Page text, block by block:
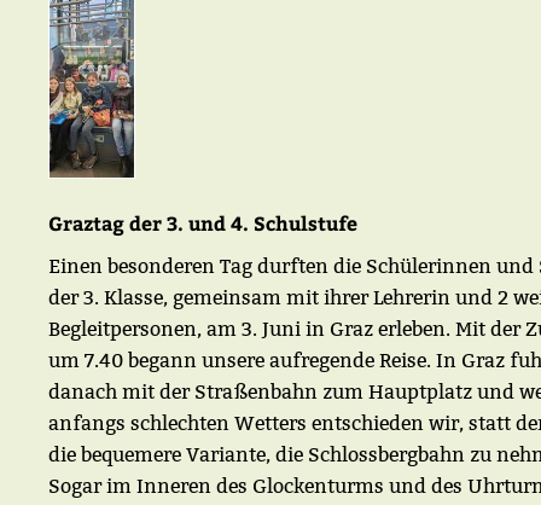
Graztag der 3. und 4. Schulstufe
Einen besonderen Tag durften die Schülerinnen und
der 3. Klasse, gemeinsam mit ihrer Lehrerin und 2
Begleitpersonen, am 3. Juni in Graz erleben. Mit der
um 7.40 begann unsere aufregende Reise. In Graz
danach mit der Straßenbahn zum Hauptplatz und
anfangs schlechten Wetters entschieden wir, statt
die bequemere Variante, die Schlossbergbahn zu
Sogar im Inneren des Glockenturms und des